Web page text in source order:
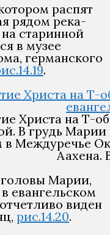
распят
рядом река-
старинной
в музее
германского
.
Христа на Т-
В грудь
Междуречье
Аахена.
головы Марии,
евангельском
виден
рис.14.20.